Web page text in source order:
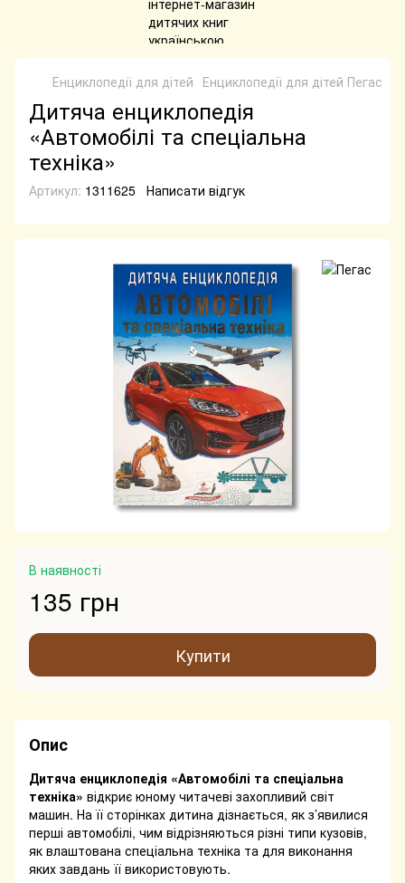
Енциклопедії для дітей Енциклопедії для дітей Пегас
Дитяча енциклопедія
«Автомобілі та спеціальна
техніка»
Артикул: 1311625 Написати відгук
В наявності
135 грн
Купити
Опис
Дитяча енциклопедія «Автомобілі та спеціальна
техніка» відкриє юному читачеві захопливий світ
машин. На її сторінках дитина дізнається, як з’явилися
перші автомобілі, чим відрізняються різні типи кузовів,
як влаштована спеціальна техніка та для виконання
яких завдань її використовують.